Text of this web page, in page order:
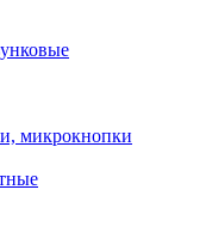
микрокнопки